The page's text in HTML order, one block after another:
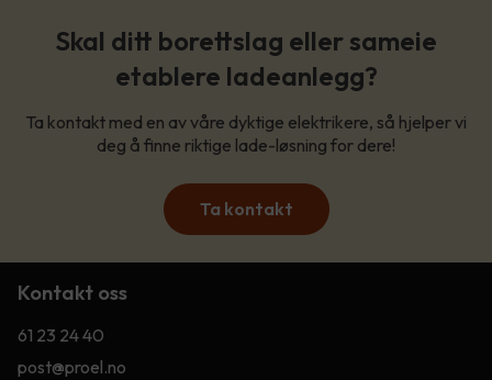
Skal ditt borettslag eller sameie
etablere ladeanlegg?
Ta kontakt med en av våre dyktige elektrikere, så hjelper vi
deg å finne riktige lade-løsning for dere!
Ta kontakt
Kontakt oss
61 23 24 40
post@proel.no